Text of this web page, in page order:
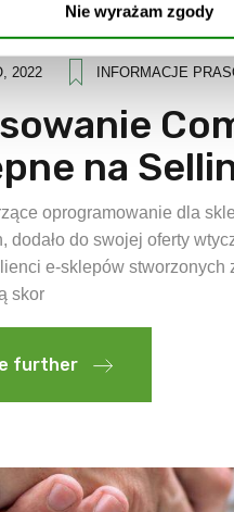
Nie wyrażam zgody
2022 INFORMACJE
na
oprogramowanie dla
dodało do swojej oferty
e-sklepów stworzonych
skor
further